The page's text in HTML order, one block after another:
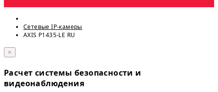
Сетевые IP-камеры
AXIS P1435-LE RU
×
Расчет системы безопасности и
видеонаблюдения